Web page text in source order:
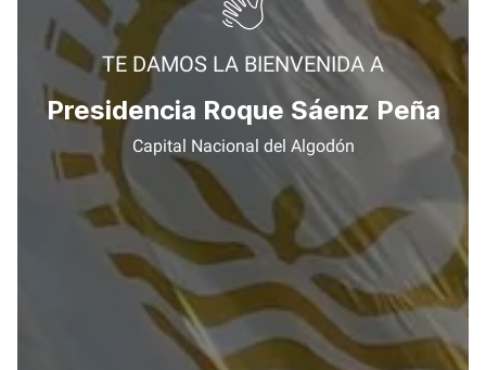
TE DAMOS LA BIENVENIDA A
Presidencia Roque Sáenz Peña
Capital Nacional del Algodón